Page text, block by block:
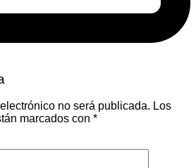
no será publicada. Los
marcados con *